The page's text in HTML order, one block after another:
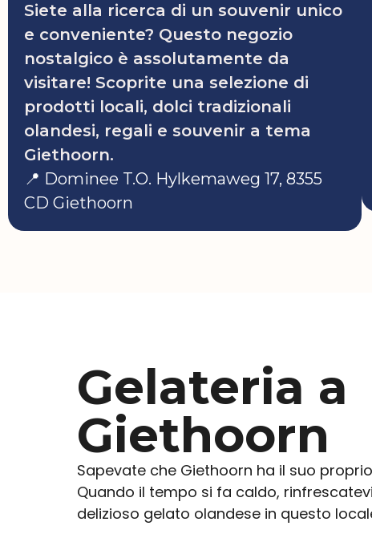
Siete alla ricerca di un souvenir unico
e conveniente? Questo negozio
nostalgico è assolutamente da
visitare! Scoprite una selezione di
prodotti locali, dolci tradizionali
olandesi, regali e souvenir a tema
Giethoorn.
📍 Dominee T.O. Hylkemaweg 17, 8355
CD Giethoorn
Gelateria a
Giethoorn
Sapevate che Giethoorn ha il suo proprio
Quando il tempo si fa caldo,
delizioso gelato olandese in questo